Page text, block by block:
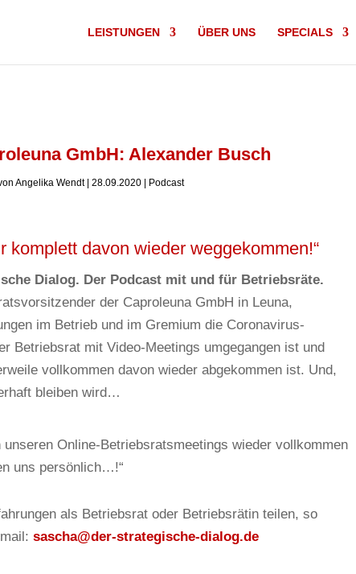
LEISTUNGEN ÜBER UNS SPECIALS
GmbH: Alexander Busch
Angelika Wendt| 28.09.2020| Podcast
davon wieder weggekommen!“
Dialog. Der Podcast mit und für Betriebsräte.
der Caproleuna GmbH in Leuna,
im Betrieb und im Gremium die Coronavirus-
Betriebsrat mit Video-Meetings umgegangen ist und
vollkommen davon wieder abgekommen ist. Und,
bleiben wird…
Online-Betriebsratsmeetings wieder vollkommen
uns persönlich…!“
als Betriebsrat oder Betriebsrätin teilen, so
mail:sascha@der-strategische-dialog.de